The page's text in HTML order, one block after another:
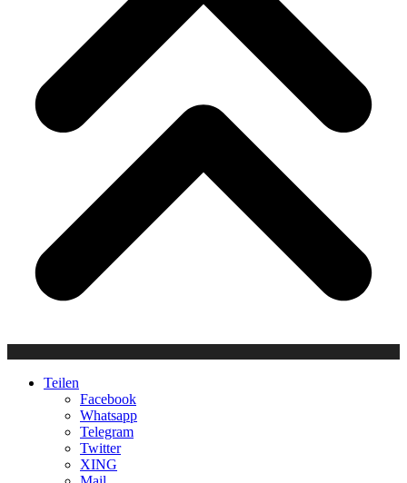
Teilen
Facebook
Whatsapp
Telegram
Twitter
XING